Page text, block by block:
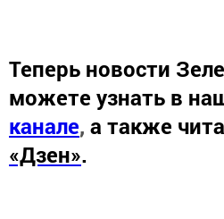
Теперь новости
можете узнать в
канале, а также
«Дзен».